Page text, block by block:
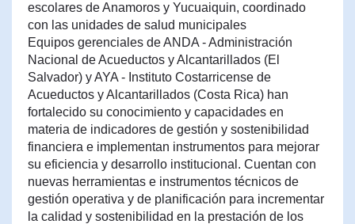
escolares de Anamoros y Yucuaiquin, coordinado
con las unidades de salud municipales
Equipos gerenciales de ANDA - Administración
Nacional de Acueductos y Alcantarillados (El
Salvador) y AYA - Instituto Costarricense de
Acueductos y Alcantarillados (Costa Rica) han
fortalecido su conocimiento y capacidades en
materia de indicadores de gestión y sostenibilidad
financiera e implementan instrumentos para mejorar
su eficiencia y desarrollo institucional. Cuentan con
nuevas herramientas e instrumentos técnicos de
gestión operativa y de planificación para incrementar
la calidad y sostenibilidad en la prestación de los